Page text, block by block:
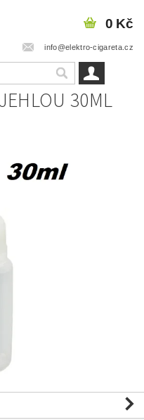
info@elektro-cigareta.cz
0 Kč
30ML